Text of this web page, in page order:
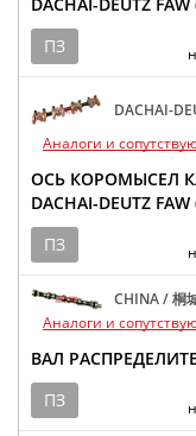
ПЗ
DACHAI-
Аналоги и
ОСЬ КОРОМЫСЕЛ
DACHAI-DEUTZ FAW
ПЗ
CHINA / 桐
Аналоги и
ВАЛ
ПЗ